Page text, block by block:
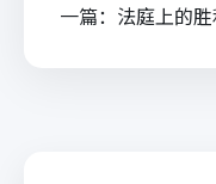
一篇： 法庭上的